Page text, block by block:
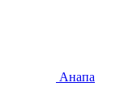
Анапа